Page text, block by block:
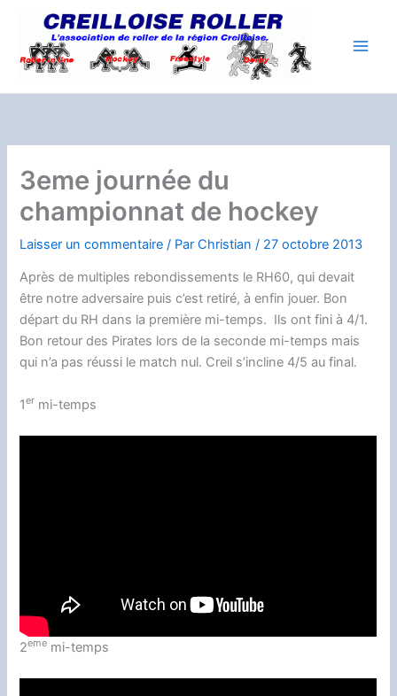
contenu
3eme journée du
championnat de hockey
Laisser un commentaire / ParChristian/ 27 octobre 2013
Après de multiples rebondissements le RH60, qui devait
être notre adversaire puis c’est retiré, à enfin jouer. Bon
départ du RH dans la première mi-temps. Ils ont fini à 4/1.
Bon retour des Pirates lors de la seconde mi-temps mais
qui n’a pas réussi le match nul. Creil s’incline 4/5 au final.
1er mi-temps
2eme mi-temps